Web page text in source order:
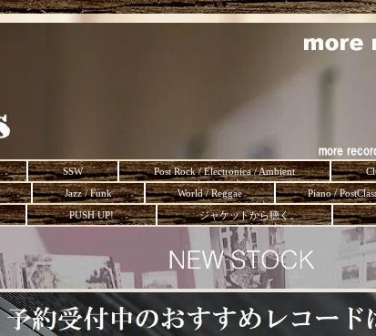
SSW Post Rock / Electronica / Ambient
Jazz / Funk World / Reggae Piano /
PUSH UP! ジャケットから聴く。